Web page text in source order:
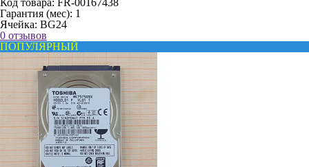
Код товара: FR-00167438
Гарантия (мес): 1
Ячейка: BG24
0 отзывов
ПОПУЛЯРНЫЙ